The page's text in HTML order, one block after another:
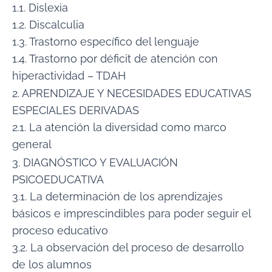
1.1. Dislexia
1.2. Discalculia
1.3. Trastorno específico del lenguaje
1.4. Trastorno por déficit de atención con
hiperactividad – TDAH
2. APRENDIZAJE Y NECESIDADES EDUCATIVAS
ESPECIALES DERIVADAS
2.1. La atención la diversidad como marco
general
3. DIAGNÓSTICO Y EVALUACIÓN
PSICOEDUCATIVA
3.1. La determinación de los aprendizajes
básicos e imprescindibles para poder seguir el
proceso educativo
3.2. La observación del proceso de desarrollo
de los alumnos